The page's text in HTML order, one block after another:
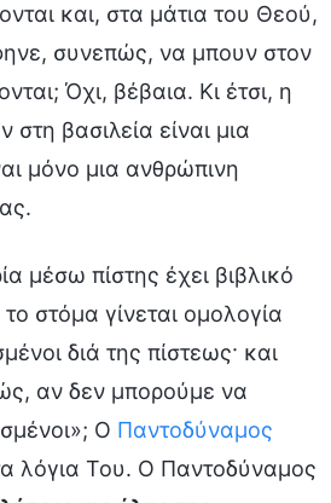
και, στα μάτια του Θεού,
συνεπώς, να μπουν στον
Όχι, βέβαια. Κι έτσι, η
βασιλεία είναι μια
μόνο μια ανθρώπινη
μέσω πίστης έχει βιβλικό
στόμα γίνεται ομολογία
διά της πίστεως· και
αν δεν μπορούμε να
Ο Παντοδύναμος
λόγια Του. Ο Παντοδύναμος